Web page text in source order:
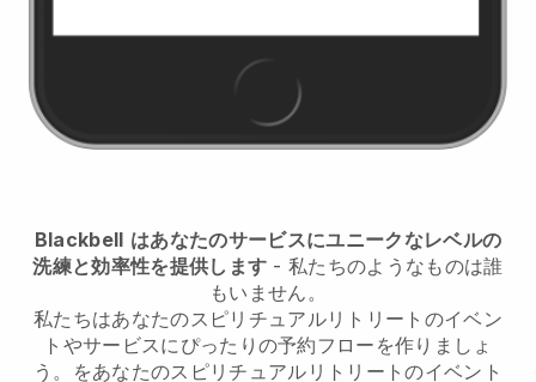
Blackbell はあなたのサービスにユニークなレベルの
洗練と効率性を提供します - 私たちのようなものは誰
もいません。
私たちはあなたのスピリチュアルリトリートのイベン
トやサービスにぴったりの予約フローを作りましょ
う。
をあなたのスピリチュアルリトリートのイベント